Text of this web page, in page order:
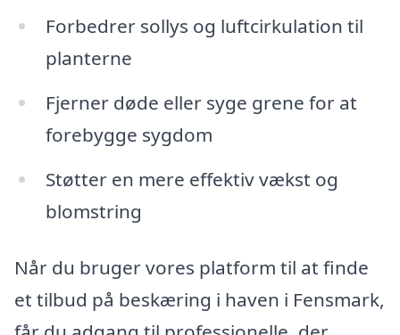
Forbedrer sollys og luftcirkulation til
planterne
Fjerner døde eller syge grene for at
forebygge sygdom
Støtter en mere effektiv vækst og
blomstring
Når du bruger vores platform til at finde
et tilbud på beskæring i haven i Fensmark,